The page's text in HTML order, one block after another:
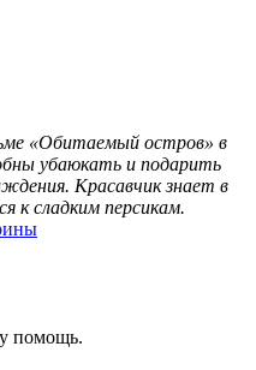
«Обитаемый остров» в
убаюкать и подарить
Красавчик знает в
к сладким персикам.
помощь.